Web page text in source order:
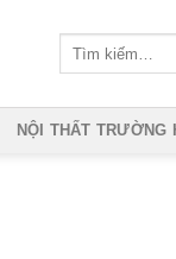
NỘI THẤT TRƯỜNG